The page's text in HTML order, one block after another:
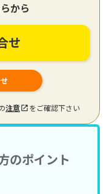
から
せ
注意 をご確認下さい
のポイント